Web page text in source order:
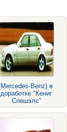
Mercedes-Benz) в
доработке "Кениг
Спешэлс"